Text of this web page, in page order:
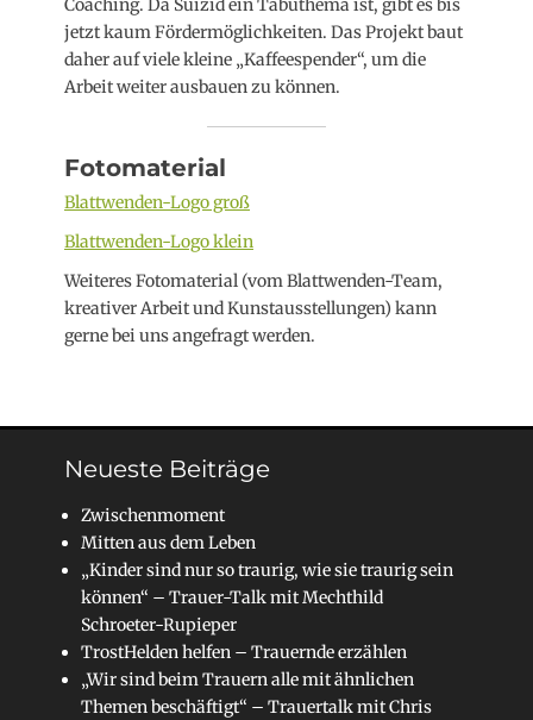
Coaching. Da Suizid ein Tabuthema ist, gibt es bis
jetzt kaum Fördermöglichkeiten. Das Projekt baut
daher auf viele kleine „Kaffeespender“, um die
Arbeit weiter ausbauen zu können.
Fotomaterial
Blattwenden-Logo groß
Blattwenden-Logo klein
Weiteres Fotomaterial (vom Blattwenden-Team,
kreativer Arbeit und Kunstausstellungen) kann
gerne bei uns angefragt werden.
Neueste Beiträge
Zwischenmoment
Mitten aus dem Leben
„Kinder sind nur so traurig, wie sie traurig sein
können“ – Trauer-Talk mit Mechthild
Schroeter-Rupieper
TrostHelden helfen – Trauernde erzählen
„Wir sind beim Trauern alle mit ähnlichen
Themen beschäftigt“ – Trauertalk mit Chris